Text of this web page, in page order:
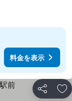
料金を表示
シェア お